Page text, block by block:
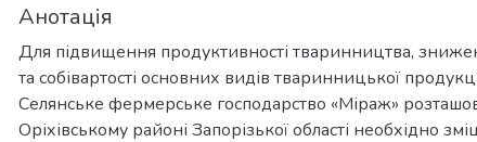
Анотація
Для підвищення продуктивності тваринництва,
та собівартості основних видів тваринницької
Селянське фермерське господарство «Міраж»
Оріхівському районі Запорізької області необхідно